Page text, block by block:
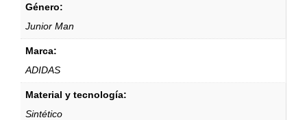
Género:
Junior Man
Marca:
ADIDAS
Material y tecnología:
Sintético